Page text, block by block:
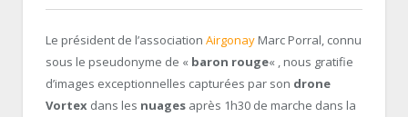
Le président de l’association Airgonay Marc Porral, connu
sous le pseudonyme de « baron rouge« , nous gratifie
d’images exceptionnelles capturées par son drone
Vortex dans les nuages après 1h30 de marche dans la